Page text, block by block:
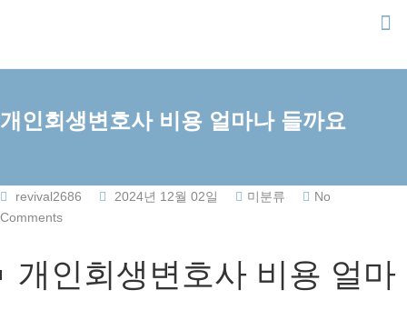
content
개인회생변호사 비용 얼마나 들까요
revival2686 2024년 12월 02일 미분류
No
Comments
개인회생변호사 비용 얼마